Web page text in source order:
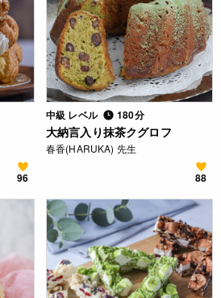
96
中級 レベル 180分
大納言入り抹茶クグロフ
春香(HARUKA) 先生
88